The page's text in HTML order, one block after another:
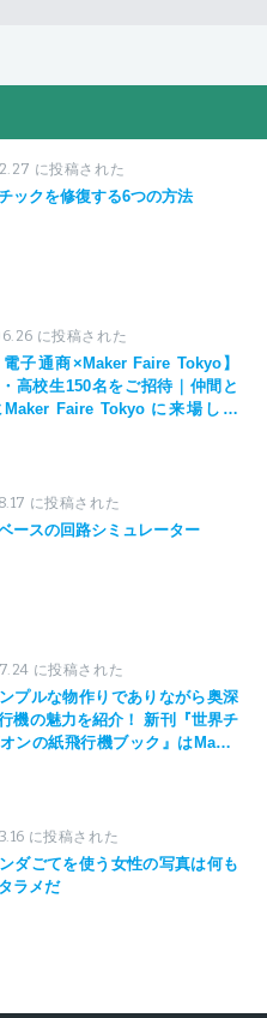
に投稿された
ックを修復する6つの方法
に投稿された
電子通商×Maker Faire Tokyo】
高校生150名をご招待｜仲間と
Faire Tokyo に来場しよ
に投稿された
ースの回路シミュレーター
に投稿された
プルな物作りでありながら奥深
機の魅力を紹介！ 新刊『世界チ
ンの紙飛行機ブック』はMaker
に投稿された
ダごてを使う女性の写真は何も
ラメだ